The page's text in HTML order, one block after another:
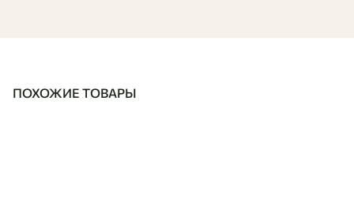
ПОХОЖИЕ ТОВАРЫ